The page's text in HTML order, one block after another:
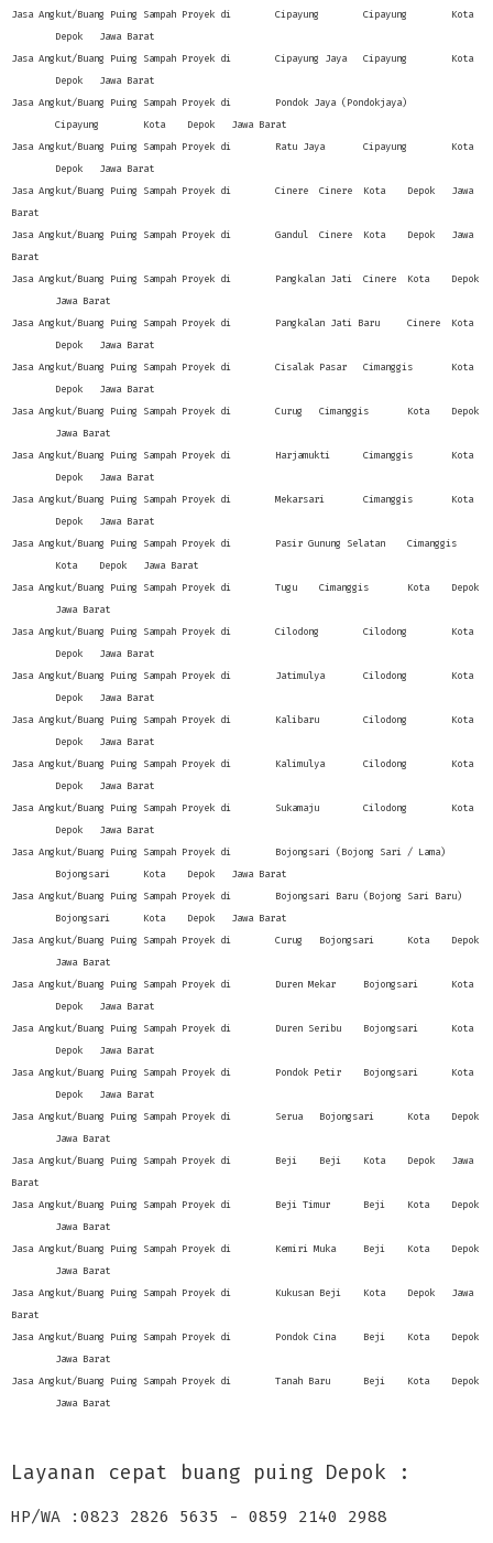
Jasa Angkut/Buang Puing Sampah Proyek di
Cipayung Cipayung
Kota
Depok
Jawa Barat
Jasa Angkut/Buang Puing Sampah Proyek di
Cipayung Jaya Cipayung
Kota
Depok
Jawa Barat
Jasa Angkut/Buang Puing Sampah Proyek di
Pondok Jaya (Pondokjaya)
Cipayung
Kota Depok
Jawa Barat
Jasa Angkut/Buang Puing Sampah Proyek di
Ratu Jaya Cipayung
Kota
Depok
Jawa Barat
Jasa Angkut/Buang Puing Sampah Proyek di
Cinere Cinere Kota Depok
Jawa
Barat
Jasa Angkut/Buang Puing Sampah Proyek di
Gandul Cinere Kota Depok
Jawa
Barat
Jasa Angkut/Buang Puing Sampah Proyek di
Pangkalan Jati Cinere Kota
Depok
Jawa Barat
Jasa Angkut/Buang Puing Sampah Proyek di
Pangkalan Jati Baru Cinere
Kota
Depok
Jawa Barat
Jasa Angkut/Buang Puing Sampah Proyek di
Cisalak Pasar Cimanggis
Kota
Depok
Jawa Barat
Jasa Angkut/Buang Puing Sampah Proyek di
Curug Cimanggis Kota
Depok
Jawa Barat
Jasa Angkut/Buang Puing Sampah Proyek di
Harjamukti Cimanggis
Kota
Depok
Jawa Barat
Jasa Angkut/Buang Puing Sampah Proyek di
Mekarsari Cimanggis
Kota
Depok
Jawa Barat
Jasa Angkut/Buang Puing Sampah Proyek di
Pasir Gunung Selatan
Cimanggis
Kota
Depok
Jawa Barat
Jasa Angkut/Buang Puing Sampah Proyek di
Tugu Cimanggis Kota
Depok
Jawa Barat
Jasa Angkut/Buang Puing Sampah Proyek di
Cilodong Cilodong
Kota
Depok
Jawa Barat
Jasa Angkut/Buang Puing Sampah Proyek di
Jatimulya Cilodong
Kota
Depok
Jawa Barat
Jasa Angkut/Buang Puing Sampah Proyek di
Kalibaru Cilodong
Kota
Depok
Jawa Barat
Jasa Angkut/Buang Puing Sampah Proyek di
Kalimulya Cilodong
Kota
Depok
Jawa Barat
Jasa Angkut/Buang Puing Sampah Proyek di
Sukamaju Cilodong
Kota
Depok
Jawa Barat
Jasa Angkut/Buang Puing Sampah Proyek di
Bojongsari (Bojong Sari / Lama)
Bojongsari
Kota Depok
Jawa Barat
Jasa Angkut/Buang Puing Sampah Proyek di
Bojongsari Baru (Bojong Sari Baru)
Bojongsari
Kota Depok
Jawa Barat
Jasa Angkut/Buang Puing Sampah Proyek di
Curug Bojongsari Kota
Depok
Jawa Barat
Jasa Angkut/Buang Puing Sampah Proyek di
Duren Mekar Bojongsari
Kota
Depok
Jawa Barat
Jasa Angkut/Buang Puing Sampah Proyek di
Duren Seribu Bojongsari
Kota
Depok
Jawa Barat
Jasa Angkut/Buang Puing Sampah Proyek di
Pondok Petir Bojongsari
Kota
Depok
Jawa Barat
Jasa Angkut/Buang Puing Sampah Proyek di
Serua Bojongsari Kota
Depok
Jawa Barat
Jasa Angkut/Buang Puing Sampah Proyek di
Beji Beji Kota Depok
Jawa
Barat
Jasa Angkut/Buang Puing Sampah Proyek di
Beji Timur Beji Kota
Depok
Jawa Barat
Jasa Angkut/Buang Puing Sampah Proyek di
Kemiri Muka Beji Kota
Depok
Jawa Barat
Jasa Angkut/Buang Puing Sampah Proyek di
Kukusan Beji Kota Depok
Jawa
Barat
Jasa Angkut/Buang Puing Sampah Proyek di
Pondok Cina Beji Kota
Depok
Jawa Barat
Jasa Angkut/Buang Puing Sampah Proyek di
Tanah Baru Beji Kota
Depok
Jawa Barat
Layanan cepat buang puing Depok :
HP/WA :0823 2826 5635 - 0859 2140 2988